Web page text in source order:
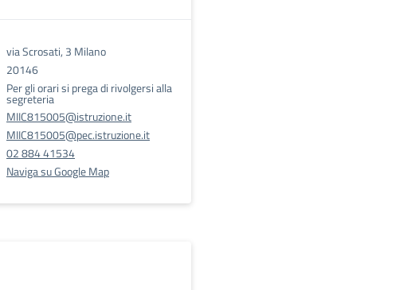
via Scrosati, 3 Milano
20146
Per gli orari si prega di rivolgersi alla
segreteria
MIIC815005@istruzione.it
MIIC815005@pec.istruzione.it
02 884 41534
Naviga su Google Map